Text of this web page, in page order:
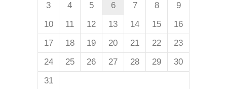
3
4 5 6 7 8
9
10
11 12 13 14 15
16
17
18 19 20 21 22
23
24
25 26 27 28 29
30
31